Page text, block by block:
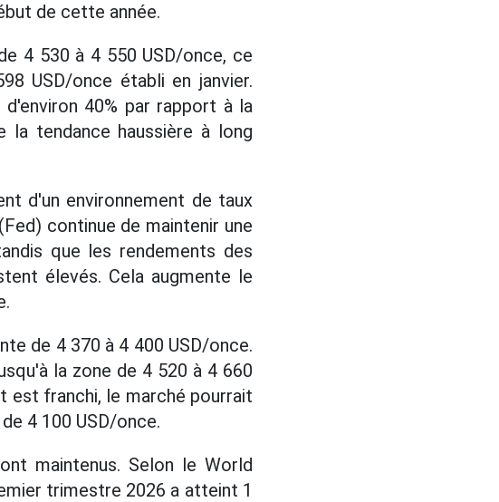
de cette année.
4 530 à 4 550 USD/once, ce
USD/once établi en janvier.
40% par rapport à la
la tendance haussière à long
d'un environnement de taux
continue de maintenir une
que les rendements des
élevés. Cela augmente le
de 4 370 à 4 400 USD/once.
la zone de 4 520 à 4 660
est franchi, le marché pourrait
4 100 USD/once.
maintenus. Selon le World
trimestre 2026 a atteint 1